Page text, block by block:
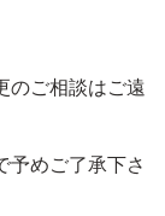
のご相談はご遠
予めご了承下さ